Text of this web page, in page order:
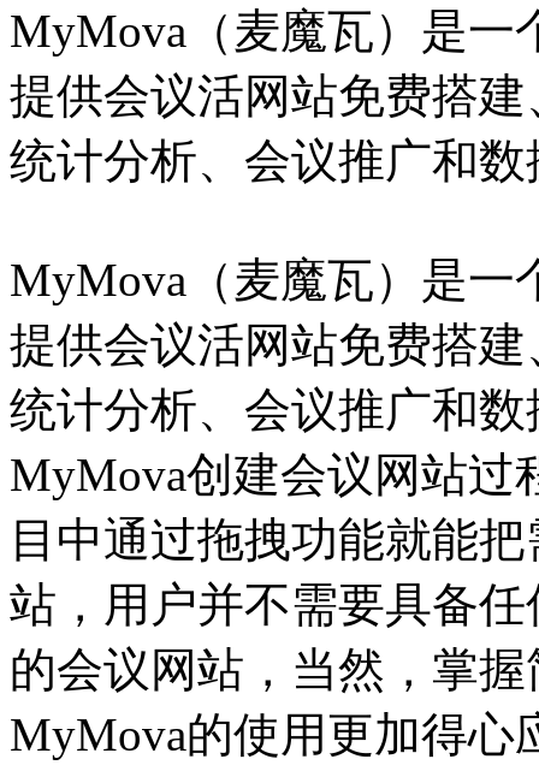
MyMova（麦魔瓦）是一
提供会议活网站免费搭
统计分析、会议推广和
MyMova（麦魔瓦）是一
提供会议活网站免费搭
统计分析、会议推广和
MyMova创建会议网站过
目中通过拖拽功能就能
站，用户并不需要具备
的会议网站，当然，掌
MyMova的使用更加得心